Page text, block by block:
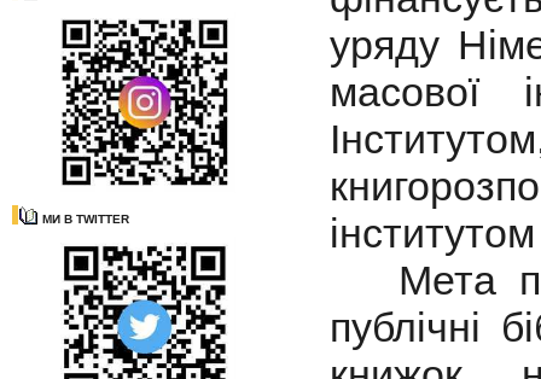
МИ В TWITTER
уряду
масової
Мета
публічні